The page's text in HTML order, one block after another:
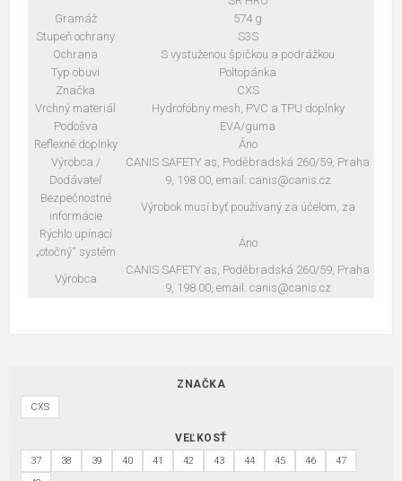
Gramáž
574 g
Stupeň ochrany
S3S
Ochrana
S vystuženou špičkou a podrážkou
Typ obuvi
Poltopánka
Značka
CXS
Vrchný materiál
Hydrofóbny mesh, PVC a TPU doplnky
Podošva
EVA/guma
Reflexné doplnky
Áno
Výrobca /
Dodávateľ
CANIS SAFETY as, Poděbradská 260/59, Praha
9, 198 00, email: canis@canis.cz
Bezpečnostné
informácie
Výrobok musí byť používaný za účelom, za
Rýchlo upínací
„otočný“ systém
Áno
Výrobca
CANIS SAFETY as, Poděbradská 260/59, Praha
9, 198 00, email: canis@canis.cz
ZNAČKA
CXS
VEĽKOSŤ
37 38 39 40 41 42 43 44 45 46
47